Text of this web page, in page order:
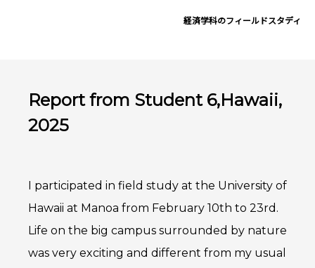
経済学科のフィールドスタディ
Report from Student 6,Hawaii,
2025
I participated in field study at the University of
Hawaii at Manoa from February 10th to 23rd.
Life on the big campus surrounded by nature
was very exciting and different from my usual